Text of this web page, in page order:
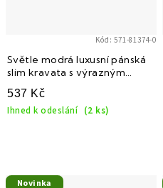
Světle modrá luxusní pánská
slim kravata s výrazným
vzorem
537 Kč
Ihned k odeslání (2 ks)
Kód:571-81374-0
Novinka